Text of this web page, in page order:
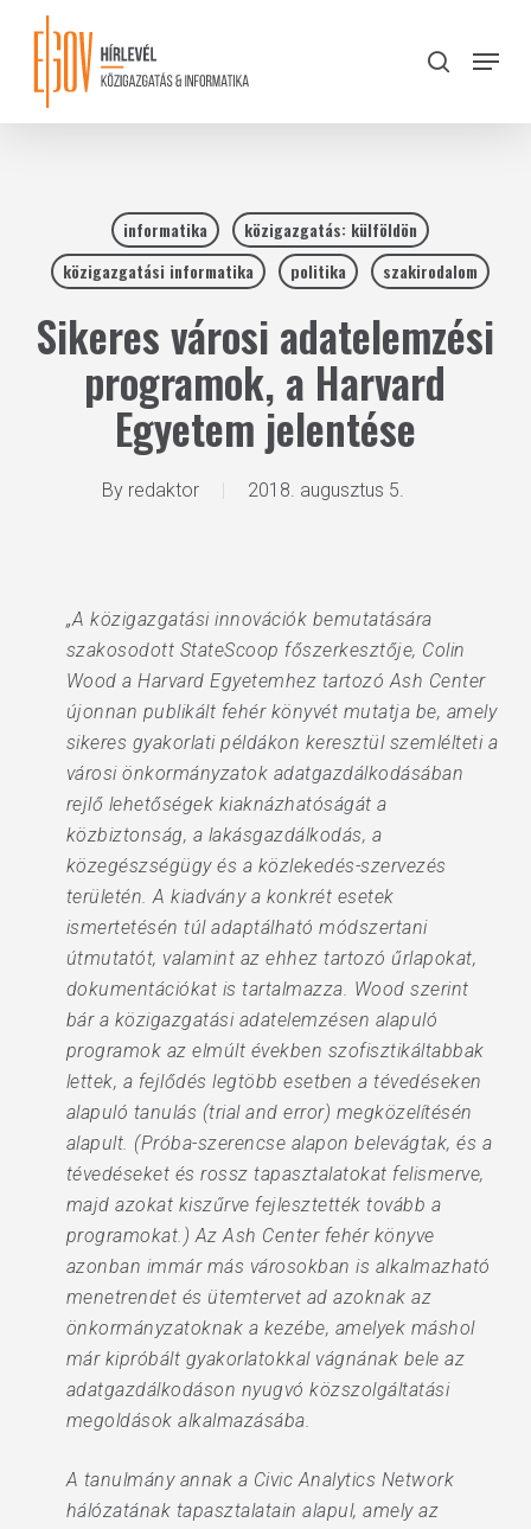
content
search
Menu
informatika
közigazgatás: külföldön
közigazgatási informatika
politika szakirodalom
Sikeres városi adatelemzési
programok, a Harvard
Egyetem jelentése
By redaktor 2018. augusztus 5.
„A közigazgatási innovációk bemutatására
szakosodott StateScoop főszerkesztője, Colin
Wood a Harvard Egyetemhez tartozó Ash Center
újonnan publikált fehér könyvét mutatja be, amely
sikeres gyakorlati példákon keresztül szemlélteti a
városi önkormányzatok adatgazdálkodásában
rejlő lehetőségek kiaknázhatóságát a
közbiztonság, a lakásgazdálkodás, a
közegészségügy és a közlekedés-szervezés
területén. A kiadvány a konkrét esetek
ismertetésén túl adaptálható módszertani
útmutatót, valamint az ehhez tartozó űrlapokat,
dokumentációkat is tartalmazza. Wood szerint
bár a közigazgatási adatelemzésen alapuló
programok az elmúlt években szofisztikáltabbak
lettek, a fejlődés legtöbb esetben a tévedéseken
alapuló tanulás (trial and error) megközelítésén
alapult. (Próba-szerencse alapon belevágtak, és a
tévedéseket és rossz tapasztalatokat felismerve,
majd azokat kiszűrve fejlesztették tovább a
programokat.) Az Ash Center fehér könyve
azonban immár más városokban is alkalmazható
menetrendet és ütemtervet ad azoknak az
önkormányzatoknak a kezébe, amelyek máshol
már kipróbált gyakorlatokkal vágnának bele az
adatgazdálkodáson nyugvó közszolgáltatási
megoldások alkalmazásába.
A tanulmány annak a Civic Analytics Network
hálózatának tapasztalatain alapul, amely az
Close